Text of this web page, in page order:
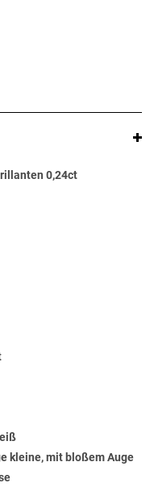
0,24ct
kleine, mit bloßem Auge